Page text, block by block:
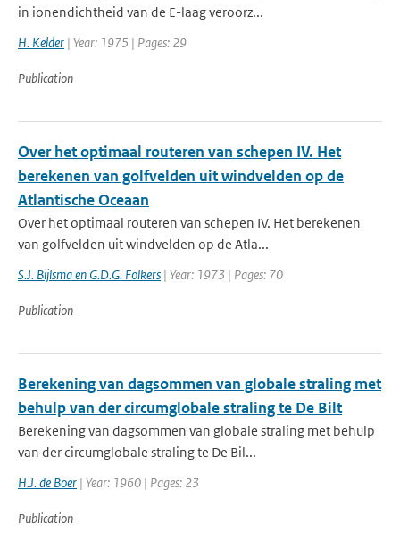
in ionendichtheid van de E-laag veroorz...
H. Kelder | Year: 1975 | Pages: 29
Publication
Over het optimaal routeren van schepen IV. Het
berekenen van golfvelden uit windvelden op de
Atlantische Oceaan
Over het optimaal routeren van schepen IV. Het berekenen
van golfvelden uit windvelden op de Atla...
S.J. Bijlsma en G.D.G. Folkers | Year: 1973 | Pages: 70
Publication
Berekening van dagsommen van globale straling met
behulp van der circumglobale straling te De Bilt
Berekening van dagsommen van globale straling met behulp
van der circumglobale straling te De Bil...
H.J. de Boer | Year: 1960 | Pages: 23
Publication